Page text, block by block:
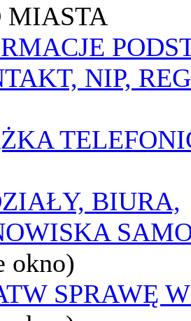
MIASTA
NIP,
BIURA,
okno)
SPRAWĘ